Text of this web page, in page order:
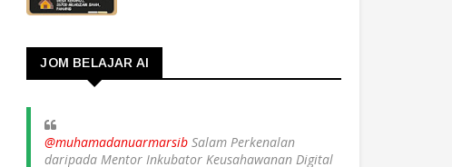
JOM BELAJAR AI
@muhamadanuarmarsib Salam Perkenalan
daripada Mentor Inkubator Keusahawanan Digital